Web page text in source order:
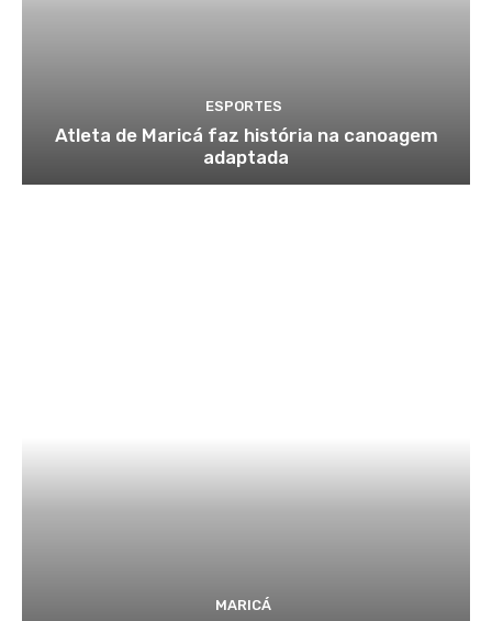
ESPORTES
Atleta de Maricá faz história na canoagem
adaptada
MARICÁ